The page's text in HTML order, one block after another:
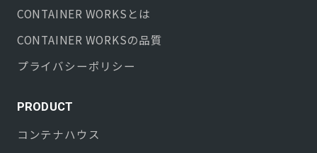
CONTAINER WORKS とは
CONTAINER WORKSの品質
プライバシーポリシー
PRODUCT
コンテナハウス